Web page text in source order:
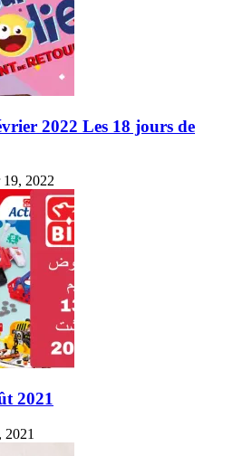
2022 Les 18 jours de
2022
2021
2021